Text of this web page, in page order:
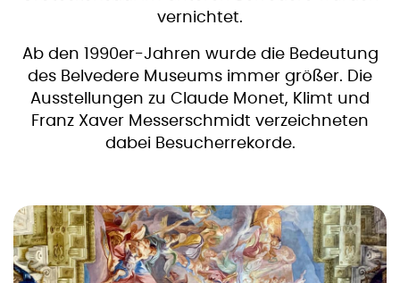
vernichtet.
Ab den 1990er-Jahren wurde die Bedeutung
des Belvedere Museums immer größer. Die
Ausstellungen zu Claude Monet, Klimt und
Franz Xaver Messerschmidt verzeichneten
dabei Besucherrekorde.